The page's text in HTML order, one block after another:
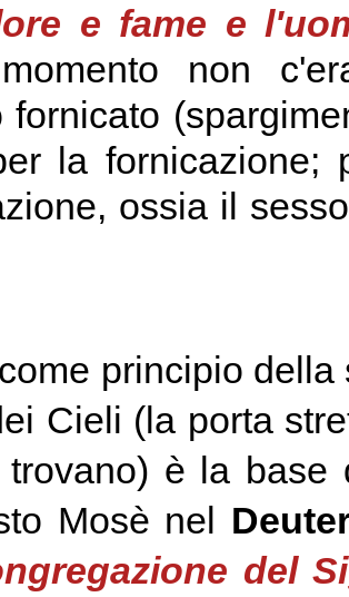
e fame e
non
fornicato
la
ossia il
principio
Cieli (la porta
è la base
Mosè nel
del